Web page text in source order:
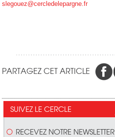
slegouez@cercledelepargne.fr
PARTAGEZ CET ARTICLE
SUIVEZ LE CERCLE
RECEVEZ NOTRE NEWSLETTER